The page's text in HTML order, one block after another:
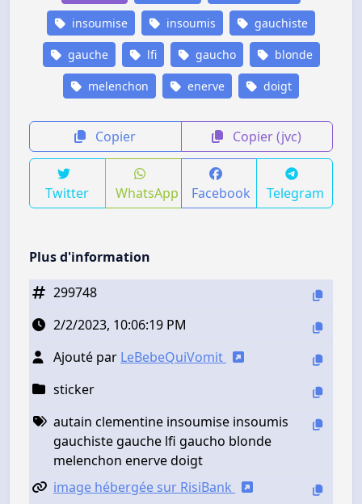
insoumise insoumis gauchiste
gauche lfi gaucho blonde
melenchon enerve doigt
Copier Copier (jvc)
Twitter WhatsApp Facebook Telegram
Plus d'information
299748
2/2/2023, 10:06:19 PM
Ajouté par LeBebeQuiVomit
sticker
autain clementine insoumise insoumis
gauchiste gauche lfi gaucho blonde
melenchon enerve doigt
image hébergée sur RisiBank